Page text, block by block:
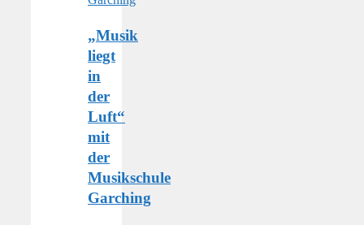
„Musik
liegt
in
der
Luft“
mit
der
Musikschule
Garching